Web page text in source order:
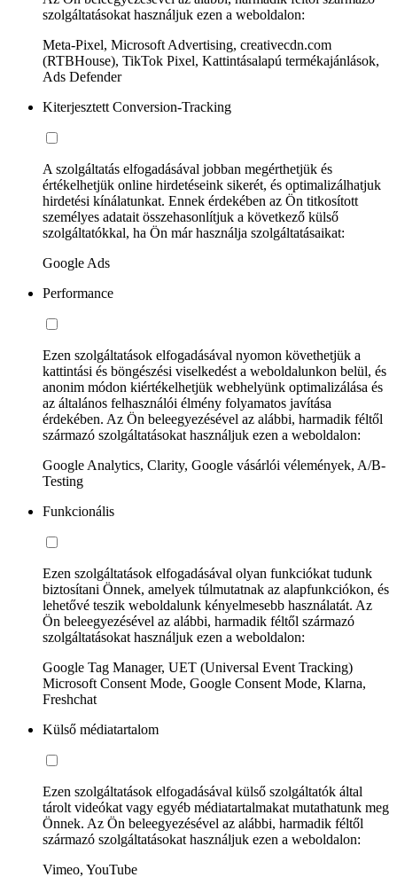
szolgáltatásokat használjuk ezen a weboldalon:
Meta-Pixel, Microsoft Advertising, creativecdn.com
(RTBHouse), TikTok Pixel, Kattintásalapú termékajánlások,
Ads Defender
Kiterjesztett Conversion-Tracking
A szolgáltatás elfogadásával jobban megérthetjük és
értékelhetjük online hirdetéseink sikerét, és optimalizálhatjuk
hirdetési kínálatunkat. Ennek érdekében az Ön titkosított
személyes adatait összehasonlítjuk a következő külső
szolgáltatókkal, ha Ön már használja szolgáltatásaikat:
Google Ads
Performance
Ezen szolgáltatások elfogadásával nyomon követhetjük a
kattintási és böngészési viselkedést a weboldalunkon belül, és
anonim módon kiértékelhetjük webhelyünk optimalizálása és
az általános felhasználói élmény folyamatos javítása
érdekében. Az Ön beleegyezésével az alábbi, harmadik féltől
származó szolgáltatásokat használjuk ezen a weboldalon:
Google Analytics, Clarity, Google vásárlói vélemények, A/B-
Testing
Funkcionális
Ezen szolgáltatások elfogadásával olyan funkciókat tudunk
biztosítani Önnek, amelyek túlmutatnak az alapfunkciókon, és
lehetővé teszik weboldalunk kényelmesebb használatát. Az
Ön beleegyezésével az alábbi, harmadik féltől származó
szolgáltatásokat használjuk ezen a weboldalon:
Google Tag Manager, UET (Universal Event Tracking)
Microsoft Consent Mode, Google Consent Mode, Klarna,
Freshchat
Külső médiatartalom
Ezen szolgáltatások elfogadásával külső szolgáltatók által
tárolt videókat vagy egyéb médiatartalmakat mutathatunk meg
Önnek. Az Ön beleegyezésével az alábbi, harmadik féltől
származó szolgáltatásokat használjuk ezen a weboldalon:
Vimeo, YouTube